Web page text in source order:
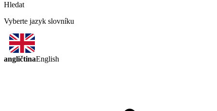
Hledat
Vyberte jazyk slovníku
angličtinaEnglish